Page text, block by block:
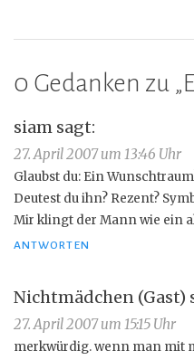
0 Gedanken zu „
siam sagt:
27. April 2007 um 13:46 Uhr
Glaubst du: Ein
Deutest du ihn? Rezent?
Mir klingt der Mann wie ein
ANTWORTEN
Nichtmädchen (Gast)
27. April 2007 um 15:15 Uhr
merkwürdig. wenn man mit